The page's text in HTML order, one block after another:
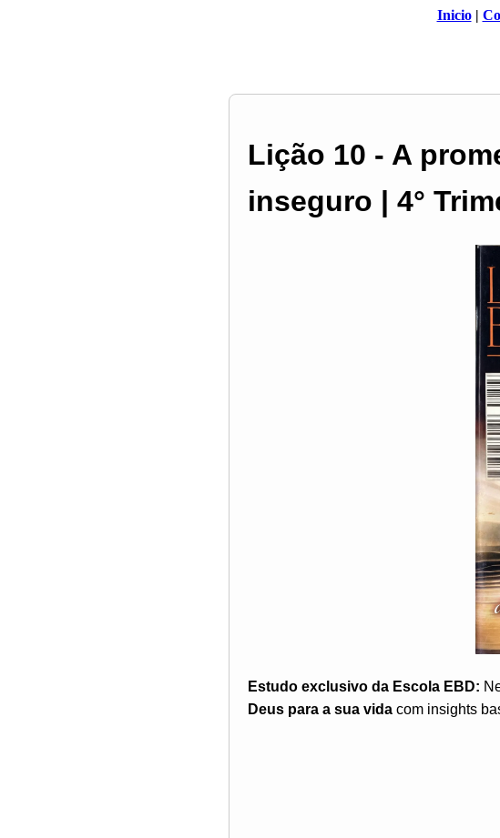
Inicio|
Lição 10 - A
inseguro | 4°
Estudo exclusivo da Escola EBD:
Deus para a sua vida com insights